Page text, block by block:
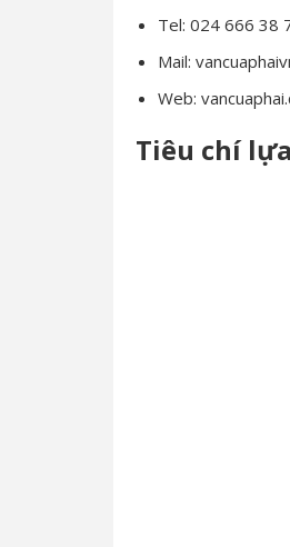
Tel: 024 666 38
Mail:
Web:
Tiêu chí